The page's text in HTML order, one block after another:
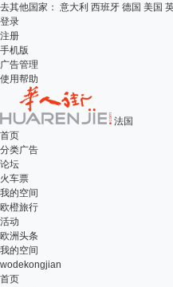
去其他国家： 意大利 西班牙 德国 美国
登录
注册
手机版
广告管理
使用帮助
法国
首页
分类广告
论坛
火车票
我的空间
欧橙旅行
活动
欧洲头条
我的空间
wodekongjian
首页